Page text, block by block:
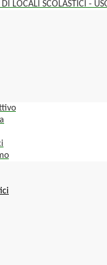
LOCALI SCOLASTICI -